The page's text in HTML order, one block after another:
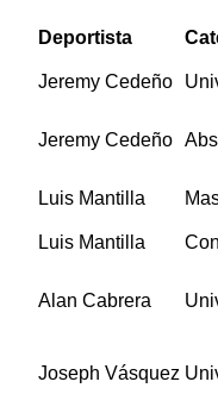
Deportista
Jeremy Cedeño
Jeremy Cedeño
Luis Mantilla
Luis Mantilla
Alan Cabrera
Joseph Vásquez